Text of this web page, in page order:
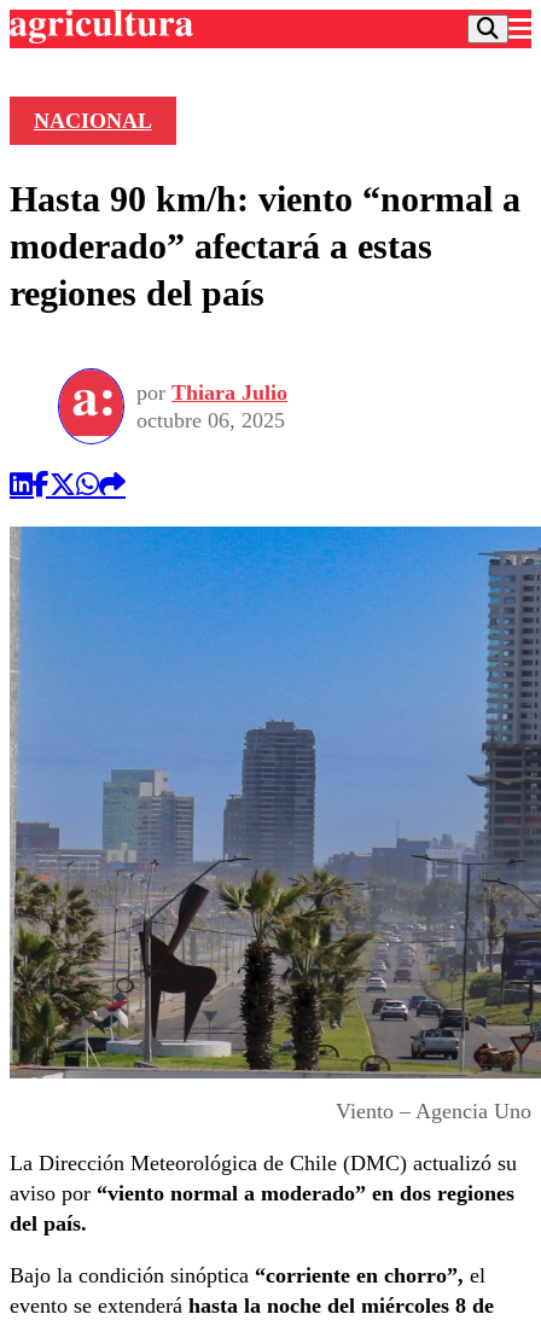
Frecuencias
Agricultura TV
Deportes
Colo Colo
Seleccion Chilena
Torneo Internacional
Universidad de Chile
Entretención
Economía
Internacional
Sustentabilidad
Publicaciones en medios
Opinión
NACIONAL
Hasta 90 km/h: viento “normal a
moderado” afectará a estas
regiones del país
por Thiara Julio
octubre 06, 2025
Viento – Agencia Uno
La Dirección Meteorológica de Chile (DMC) actualizó su
aviso por “viento normal a moderado” en dos regiones
del país.
Bajo la condición sinóptica “corriente en chorro”, el
evento se extenderá hasta la noche del miércoles 8 de